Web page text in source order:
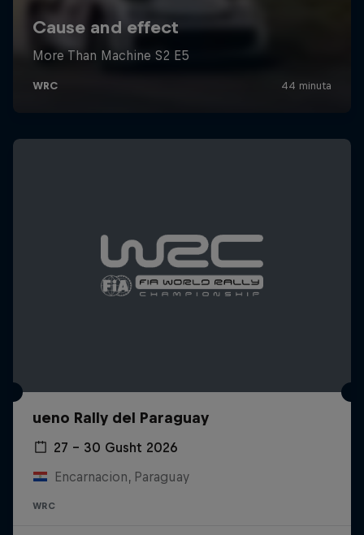
ueno Rally del Paraguay
27 – 30 Gusht 2026
Encarnacion, Paraguay
WRC